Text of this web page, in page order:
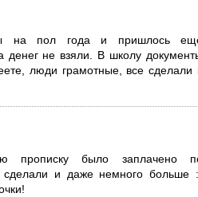
на пол года и пришлось
денег не взяли. В школу
люди грамотные, все сделали
прописку было заплачено
сделали и даже немного больше